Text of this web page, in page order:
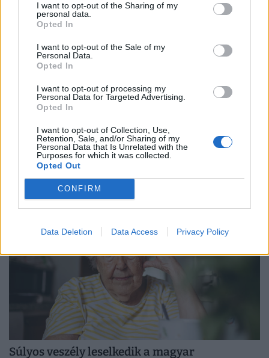
I want to opt-out of the Sharing of my
personal data.
Opted In
I want to opt-out of the Sale of my
Personal Data.
Opted In
I want to opt-out of processing my
Personal Data for Targeted Advertising.
Opted In
I want to opt-out of Collection, Use,
Retention, Sale, and/or Sharing of my
Personal Data that Is Unrelated with the
Purposes for which it was collected.
Opted Out
CONFIRM
Data Deletion Data Access Privacy Policy
Végzetes fordulat a magyar tőzsdén: meredek
zuhanásba kezdtek a korábban favorizált
gigacégek
A tőzsdén már tisztán kirajzolódnak az áprilisi
kormányváltás gazdasági hatásai.
Súlyos veszély leselkedik a magyar